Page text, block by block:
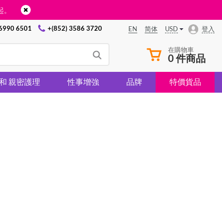
。
6501 +(852) 3586 3720 EN 简体 USD 登入
在購物車
0 件商品
親密護理 性事增強 品牌 特價貨品